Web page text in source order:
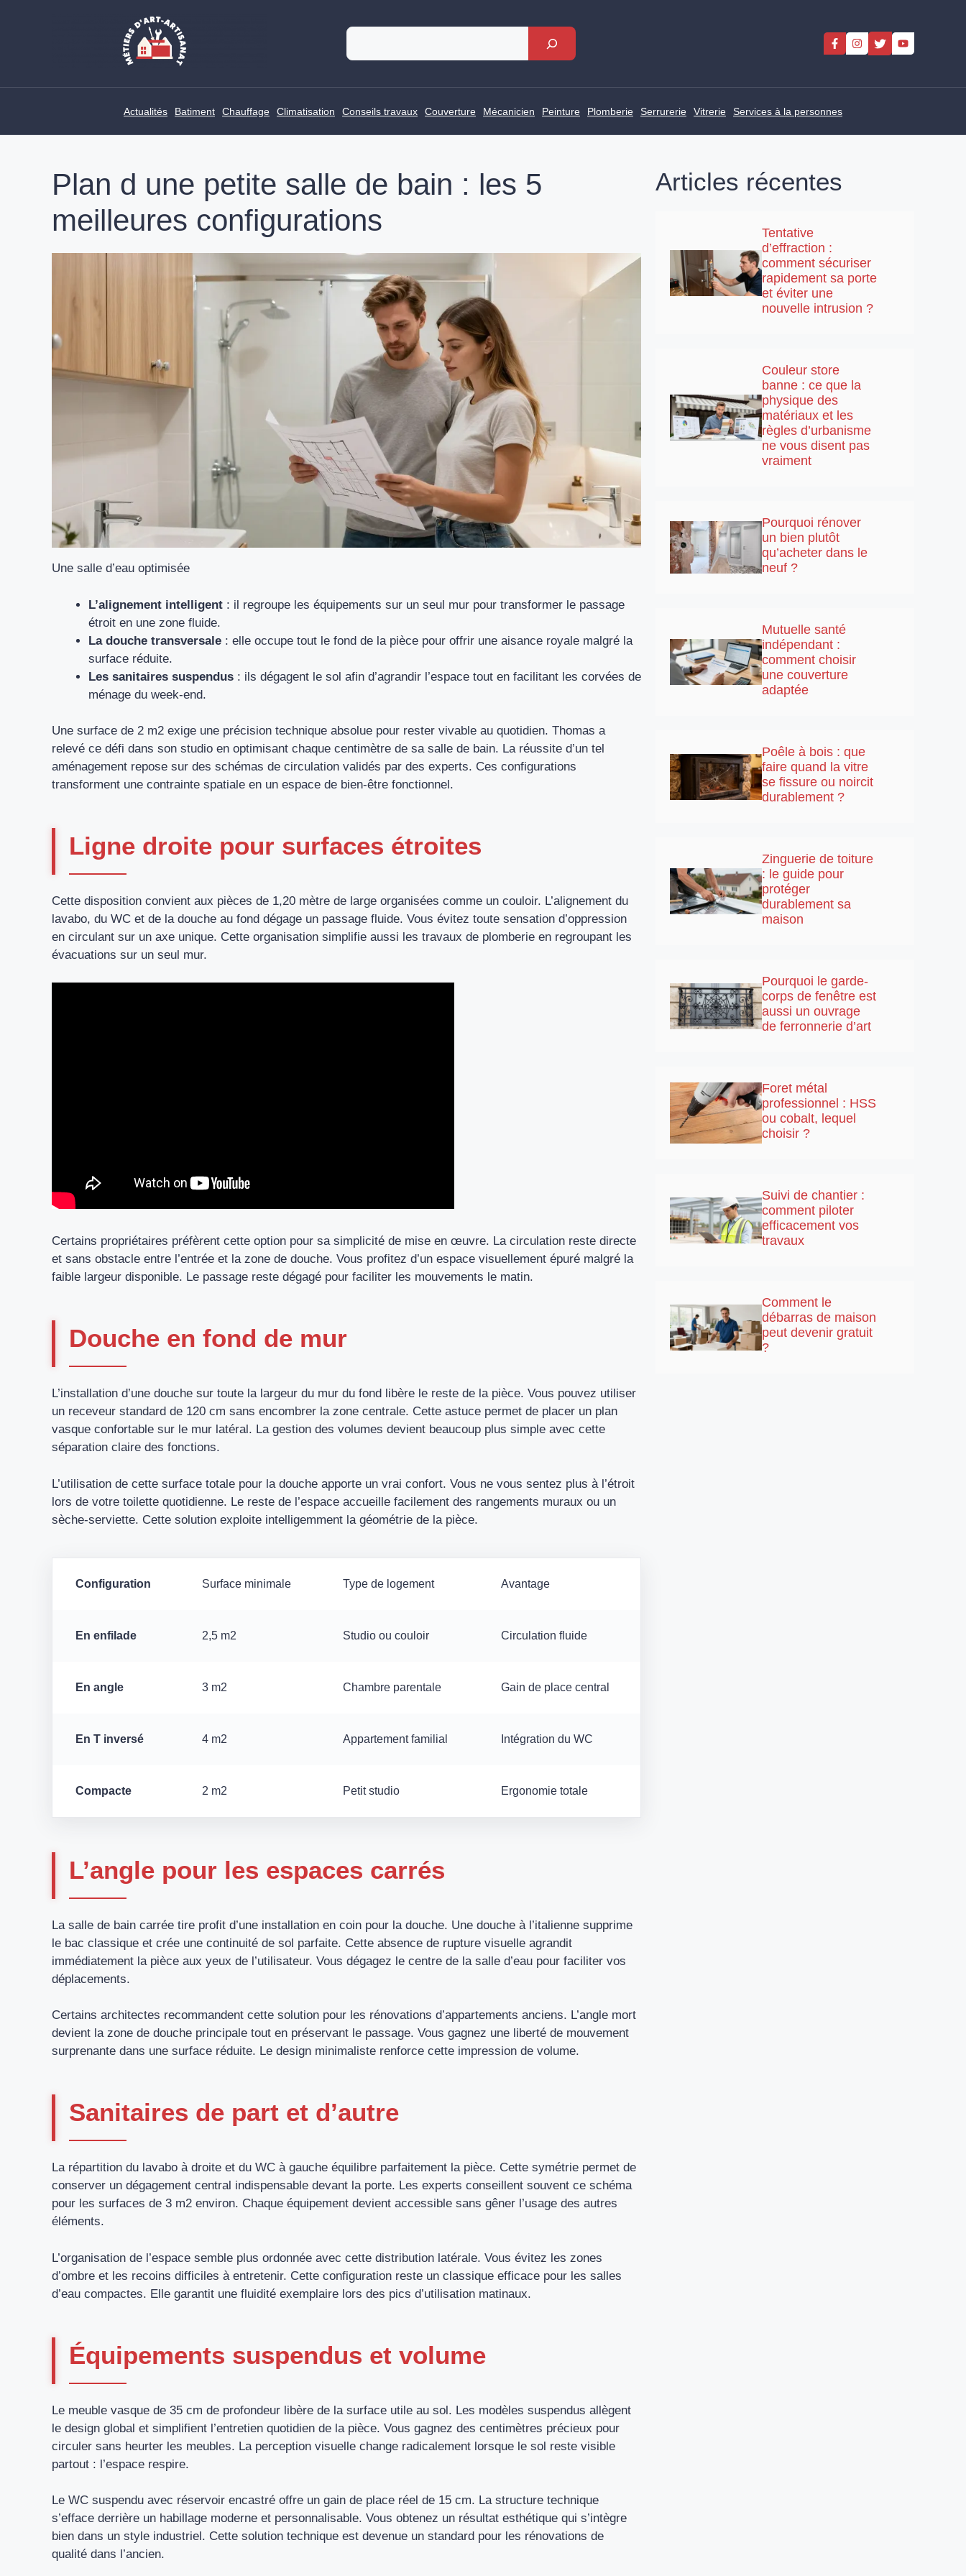
Rechercher
Actualités Batiment Chauffage Climatisation Conseils travaux Couverture Mécanicien Peinture Plomberie Serrurerie Vitrerie Services à la personnes
Plan d une petite salle de bain : les 5
meilleures configurations
Une salle d’eau optimisée
L’alignement intelligent : il regroupe les équipements sur un seul mur pour transformer le passage
étroit en une zone fluide.
La douche transversale : elle occupe tout le fond de la pièce pour offrir une aisance royale malgré la
surface réduite.
Les sanitaires suspendus : ils dégagent le sol afin d’agrandir l’espace tout en facilitant les corvées de
ménage du week-end.
Une surface de 2 m2 exige une précision technique absolue pour rester vivable au quotidien. Thomas a
relevé ce défi dans son studio en optimisant chaque centimètre de sa salle de bain. La réussite d’un tel
aménagement repose sur des schémas de circulation validés par des experts. Ces configurations
transforment une contrainte spatiale en un espace de bien-être fonctionnel.
Ligne droite pour surfaces étroites
Cette disposition convient aux pièces de 1,20 mètre de large organisées comme un couloir. L’alignement du
lavabo, du WC et de la douche au fond dégage un passage fluide. Vous évitez toute sensation d’oppression
en circulant sur un axe unique. Cette organisation simplifie aussi les travaux de plomberie en regroupant les
évacuations sur un seul mur.
Certains propriétaires préfèrent cette option pour sa simplicité de mise en œuvre. La circulation reste directe
et sans obstacle entre l’entrée et la zone de douche. Vous profitez d’un espace visuellement épuré malgré la
faible largeur disponible. Le passage reste dégagé pour faciliter les mouvements le matin.
Douche en fond de mur
L’installation d’une douche sur toute la largeur du mur du fond libère le reste de la pièce. Vous pouvez utiliser
un receveur standard de 120 cm sans encombrer la zone centrale. Cette astuce permet de placer un plan
vasque confortable sur le mur latéral. La gestion des volumes devient beaucoup plus simple avec cette
séparation claire des fonctions.
L’utilisation de cette surface totale pour la douche apporte un vrai confort. Vous ne vous sentez plus à l’étroit
lors de votre toilette quotidienne. Le reste de l’espace accueille facilement des rangements muraux ou un
sèche-serviette. Cette solution exploite intelligemment la géométrie de la pièce.
Configuration Surface minimale Type de logement Avantage
En enfilade 2,5 m2 Studio ou couloir Circulation fluide
En angle 3 m2 Chambre parentale Gain de place central
En T inversé 4 m2 Appartement familial Intégration du WC
Compacte 2 m2 Petit studio Ergonomie totale
L’angle pour les espaces carrés
La salle de bain carrée tire profit d’une installation en coin pour la douche. Une douche à l’italienne supprime
le bac classique et crée une continuité de sol parfaite. Cette absence de rupture visuelle agrandit
immédiatement la pièce aux yeux de l’utilisateur. Vous dégagez le centre de la salle d’eau pour faciliter vos
déplacements.
Certains architectes recommandent cette solution pour les rénovations d’appartements anciens. L’angle mort
devient la zone de douche principale tout en préservant le passage. Vous gagnez une liberté de mouvement
surprenante dans une surface réduite. Le design minimaliste renforce cette impression de volume.
Sanitaires de part et d’autre
La répartition du lavabo à droite et du WC à gauche équilibre parfaitement la pièce. Cette symétrie permet de
conserver un dégagement central indispensable devant la porte. Les experts conseillent souvent ce schéma
pour les surfaces de 3 m2 environ. Chaque équipement devient accessible sans gêner l’usage des autres
éléments.
L’organisation de l’espace semble plus ordonnée avec cette distribution latérale. Vous évitez les zones
d’ombre et les recoins difficiles à entretenir. Cette configuration reste un classique efficace pour les salles
d’eau compactes. Elle garantit une fluidité exemplaire lors des pics d’utilisation matinaux.
Équipements suspendus et volume
Le meuble vasque de 35 cm de profondeur libère de la surface utile au sol. Les modèles suspendus allègent
le design global et simplifient l’entretien quotidien de la pièce. Vous gagnez des centimètres précieux pour
circuler sans heurter les meubles. La perception visuelle change radicalement lorsque le sol reste visible
partout : l’espace respire.
Le WC suspendu avec réservoir encastré offre un gain de place réel de 15 cm. La structure technique
s’efface derrière un habillage moderne et personnalisable. Vous obtenez un résultat esthétique qui s’intègre
bien dans un style industriel. Cette solution technique est devenue un standard pour les rénovations de
qualité dans l’ancien.
Articles récentes
Tentative
d’effraction :
comment sécuriser
rapidement sa porte
et éviter une
nouvelle intrusion ?
Couleur store
banne : ce que la
physique des
matériaux et les
règles d’urbanisme
ne vous disent pas
vraiment
Pourquoi rénover
un bien plutôt
qu’acheter dans le
neuf ?
Mutuelle santé
indépendant :
comment choisir
une couverture
adaptée
Poêle à bois : que
faire quand la vitre
se fissure ou noircit
durablement ?
Zinguerie de toiture
: le guide pour
protéger
durablement sa
maison
Pourquoi le garde-
corps de fenêtre est
aussi un ouvrage
de ferronnerie d’art
Foret métal
professionnel : HSS
ou cobalt, lequel
choisir ?
Suivi de chantier :
comment piloter
efficacement vos
travaux
Comment le
débarras de maison
peut devenir gratuit
?